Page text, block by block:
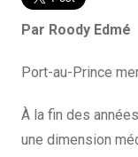
Par Roody Edmé
Port-au-Prince
À la fin des
une dimension